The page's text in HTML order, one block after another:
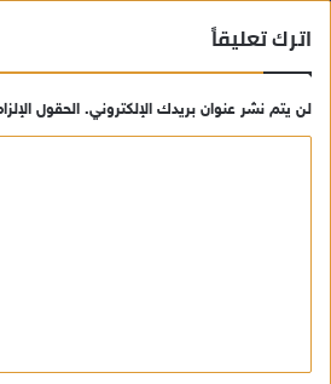
اترك تعليقاً
لن يتم نشر عنوان بريدك الإلكتروني. الحقول
ق